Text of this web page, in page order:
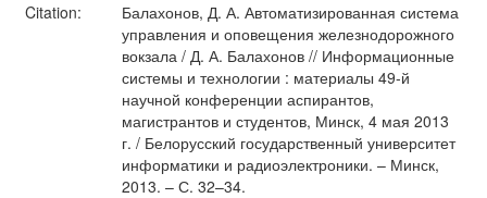
Citation:
Балахонов, Д. А. Автоматизированная система
управления и оповещения железнодорожного
вокзала / Д. А. Балахонов // Информационные
системы и технологии : материалы 49-й
научной конференции аспирантов,
магистрантов и студентов, Минск, 4 мая 2013
г. / Белорусский государственный университет
информатики и радиоэлектроники. – Минск,
2013. – С. 32–34.